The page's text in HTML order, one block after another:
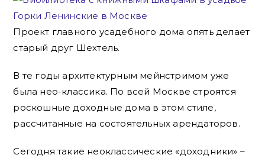
Проект главного усадебного дома опять делает
старый друг Шехтель.
В те годы архитектурным мейнстримом уже
была нео-классика. По всей Москве строятся
роскошные доходные дома в этом стиле,
рассчитанные на состоятельных арендаторов.
Сегодня такие неоклассические «доходники» –